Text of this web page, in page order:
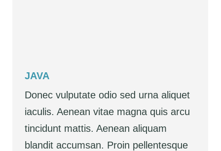
JAVA
Donec vulputate odio sed urna aliquet
iaculis. Aenean vitae magna quis arcu
tincidunt mattis. Aenean aliquam
blandit accumsan. Proin pellentesque